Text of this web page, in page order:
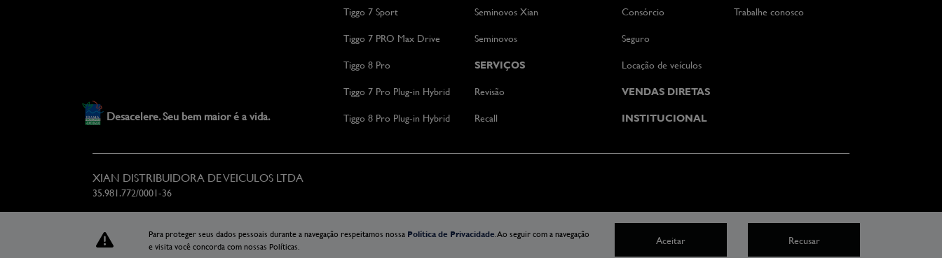
Desacelere. Seu bem maior é a vida.
Tiggo 7 Sport
Tiggo 7 PRO Max Drive
Tiggo 8 Pro
Tiggo 7 Pro Plug-in Hybrid
Tiggo 8 Pro Plug-in Hybrid
Seminovos Xian
Seminovos
SERVIÇOS
Revisão
Recall
Consórcio
Seguro
Locação de veículos
VENDAS DIRETAS
INSTITUCIONAL
Trabalhe conosco
XIAN DISTRIBUIDORA DE VEICULOS LTDA
35.981.772/0001-36
Para proteger seus dados pessoais durante a navegação respeitamos nossa Política de Privacidade. Ao seguir com a navegação
e visita você concorda com nossas Políticas.
Aceitar Recusar